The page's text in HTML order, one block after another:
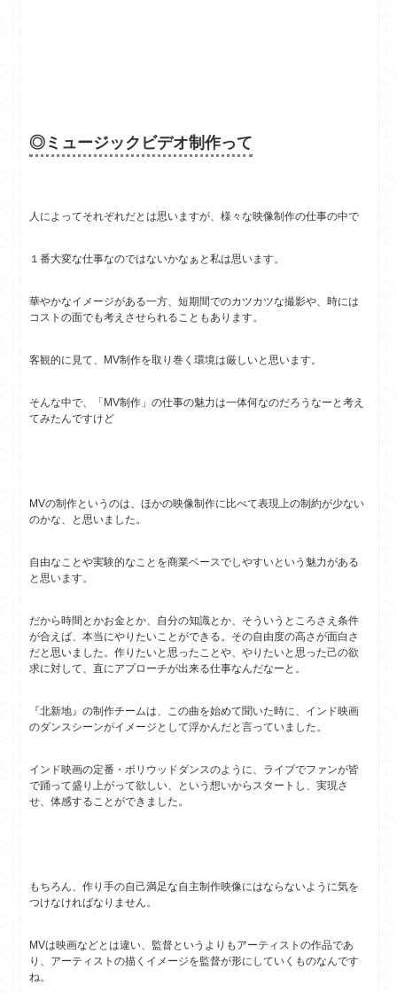
◎ミュージックビデオ制作って
人によってそれぞれだとは思いますが、様々な映像制作の仕事の中で
１番大変な仕事なのではないかなぁと私は思います。
華やかなイメージがある一方、短期間でのカツカツな撮影や、時には
コストの面でも考えさせられることもあります。
客観的に見て、MV制作を取り巻く環境は厳しいと思います。
そんな中で、「MV制作」の仕事の魅力は一体何なのだろうなーと考え
てみたんですけど
MVの制作というのは、ほかの映像制作に比べて表現上の制約が少ない
のかな、と思いました。
自由なことや実験的なことを商業ベースでしやすいという魅力がある
と思います。
だから時間とかお金とか、自分の知識とか、そういうところさえ条件
が合えば、本当にやりたいことができる。その自由度の高さが面白さ
だと思いました。作りたいと思ったことや、やりたいと思った己の欲
求に対して、直にアプローチが出来る仕事なんだなーと。
『北新地』の制作チームは、この曲を始めて聞いた時に、インド映画
のダンスシーンがイメージとして浮かんだと言っていました。
インド映画の定番・ボリウッドダンスのように、ライブでファンが皆
で踊って盛り上がって欲しい、という想いからスタートし、実現さ
せ、体感することができました。
もちろん、作り手の自己満足な自主制作映像にはならないように気を
つけなければなりません。
MVは映画などとは違い、監督というよりもアーティストの作品であ
り、アーティストの描くイメージを監督が形にしていくものなんです
ね。